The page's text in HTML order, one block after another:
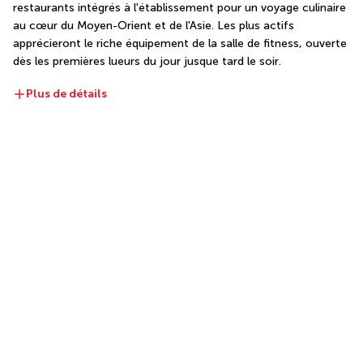
restaurants intégrés à l'établissement pour un voyage culinaire
au cœur du Moyen-Orient et de l'Asie. Les plus actifs
apprécieront le riche équipement de la salle de fitness, ouverte
dès les premières lueurs du jour jusque tard le soir.
Plus de détails